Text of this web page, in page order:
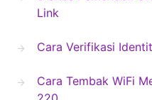
Link
Cara Verifikasi
Cara Tembak WiFi